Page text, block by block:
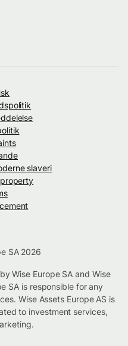
slaveri
SA 2026
Wise Europe SA and Wise
SA is responsible for any
Wise Assets Europe AS is
to investment services,